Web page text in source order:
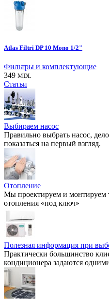
Atlas Filtri DP 10 Mono 1/2"
Фильтры и комплектующие
349 MDL
Статьи
Выбираем насос
Правильно выбрать насос,
показаться на первый взгляд.
Отопление
Мы проектируем и монтируем
отопления «под ключ»
Полезная информация при
Практически большинство
кондиционера задаются